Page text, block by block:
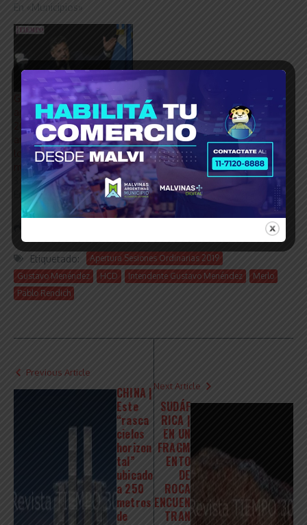
En «Municipios»
Gustavo Menéndez en la
apertura de Sesiones
2021 del HCD de Merlo
anunció obras y destaco
los logros de la gestión
municipal
3 marzo, 2021
En «Municipios»
Etiquetado:
Apertura Sesiones Ordinarias 2019
Gustavo Menéndez
HCD Intendente Gustavo Menéndez
Merlo
Pablo Rendich
Previous Article
CHINA |
Este
“rasca
cielos
horizon
tal”
ubicado
a 250
metros
de
Next Article
SUDÁF
RICA |
EN UN
FRAGM
ENTO
DE
ROCA
ENCUEN
TRAN